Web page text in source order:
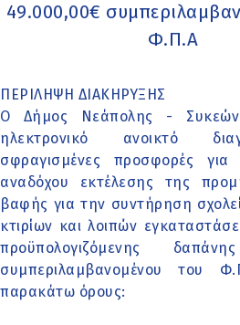
49.000,00€
Φ.Π.Α
ΠΕΡΙΛΗΨΗ ΔΙΑΚΗΡΥΞΗΣ
Ο Δήμος Νεάπολης - Συκεών
ηλεκτρονικό ανοικτό
σφραγισμένες προσφορές για
αναδόχου εκτέλεσης της
βαφής για την συντήρηση
κτιρίων και λοιπών
προϋπολογιζόμενης
συμπεριλαμβανομένου του
παρακάτω όρους: